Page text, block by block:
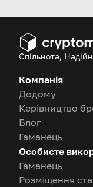
Спільнота,
Компанія
Додому
Керівництво
Блог
Гаманець
Особисте
Гаманець
Розміщення